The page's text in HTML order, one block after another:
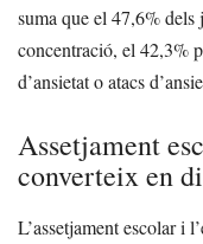
suma que el 47,6% dels
concentració, el 42,3%
d’ansietat o atacs
Assetjament
converteix en
L’assetjament escolar i